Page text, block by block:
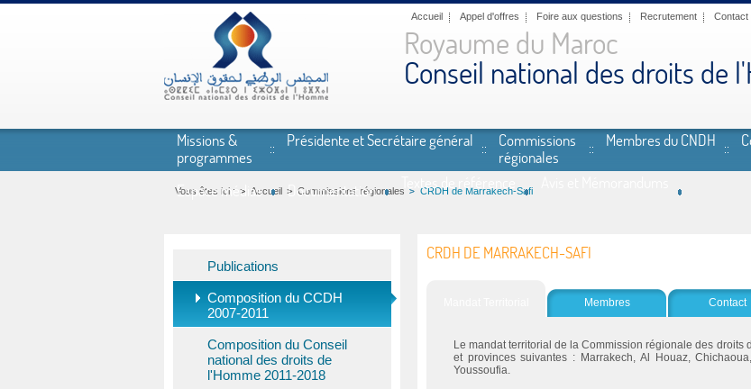
Aller au contenu principal
Accueil Appel d'offres Foire aux questions Recrutement Contact
Royaume du Maroc
Conseil national des droits de
Missions &
programmes
Présidente et Secrétaire général
Commissions
régionales
Membres du CNDH
Espace médias Documentation
Vous êtes ici : Accueil Commissions régionales CRDH de Marrakech-Safi
Publications
Composition du CCDH
2007-2011
Composition du Conseil
national des droits de
l'Homme 2011-2018
CRDH DE MARRAKECH-SAFI
Membres Contact
Le mandat territorial de la Commission régionale des
et provinces suivantes : Marrakech, Al Houaz,
Youssoufia.